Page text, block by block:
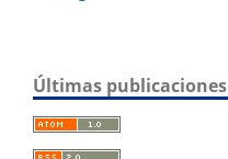
Últimas publicaciones